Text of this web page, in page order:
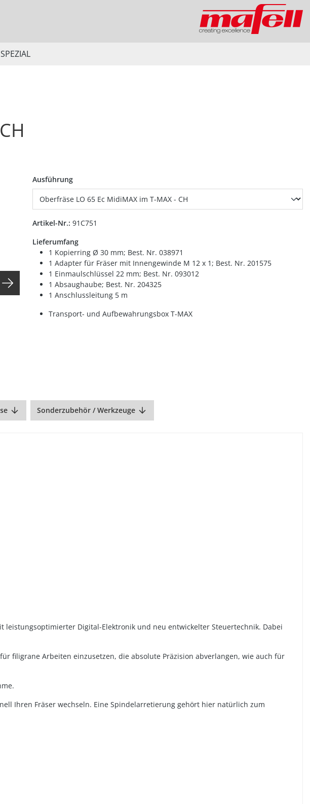
SPEZIAL
Ausführungauswählen
Artikel-Nr.: 91C751
Lieferumfang
1 Kopierring Ø 30 mm; Best. Nr. 038971
1 Adapter für Fräser mit Innengewinde M 12 x 1; Best. Nr. 201575
1 Einmaulschlüssel 22 mm; Best. Nr. 093012
1 Absaughaube; Best. Nr. 204325
1 Anschlussleitung 5 m
Transport- und Aufbewahrungsbox T-MAX
Sonderzubehör / Werkzeuge
leistungsoptimierter Digital-Elektronik und neu entwickelter Steuertechnik. Dabei
filigrane Arbeiten einzusetzen, die absolute Präzision abverlangen, wie auch für
Ihren Fräser wechseln. Eine Spindelarretierung gehört hier natürlich zum